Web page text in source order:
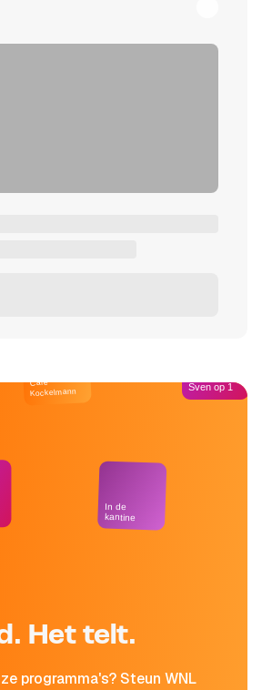
Het telt.
programma's? Steun WNL
Café
Kockelmann
In de
kantine
Sven op 1